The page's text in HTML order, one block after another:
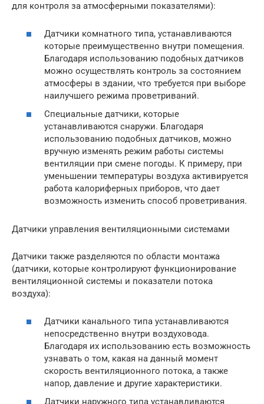
для контроля за атмосферными показателями):
Датчики комнатного типа, устанавливаются
которые преимущественно внутри помещения.
Благодаря использованию подобных датчиков
можно осуществлять контроль за состоянием
атмосферы в здании, что требуется при выборе
наилучшего режима проветриваний.
Специальные датчики, которые
устанавливаются снаружи. Благодаря
использованию подобных датчиков, можно
вручную изменять режим работы системы
вентиляции при смене погоды. К примеру, при
уменьшении температуры воздуха активируется
работа калориферных приборов, что дает
возможность изменить способ проветривания.
Датчики управления вентиляционными системами
Датчики также разделяются по области монтажа
(датчики, которые контролируют функционирование
вентиляционной системы и показатели потока
воздуха):
Датчики канального типа устанавливаются
непосредственно внутри воздуховода.
Благодаря их использованию есть возможность
узнавать о том, какая на данный момент
скорость вентиляционного потока, а также
напор, давление и другие характеристики.
Датчики наружного типа устанавливаются